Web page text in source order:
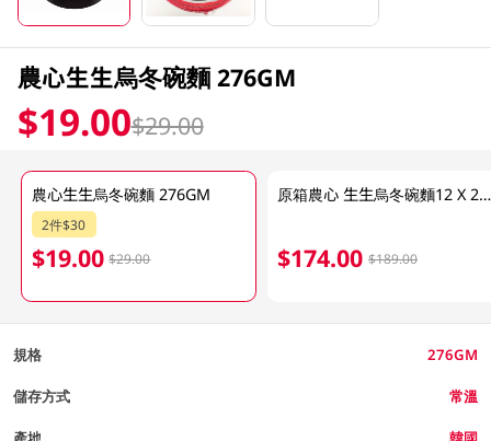
農心生生烏冬碗麵 276GM
$19.00$29.00
農心生生烏冬碗麵 276GM
2件$30
$19.00 $29.00
原箱農心 生生烏冬碗麵12 X 276 GM
$174.00 $189.00
規格 276GM
儲存方式 常溫